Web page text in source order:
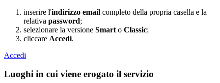
inserire l'indirizzo email completo della propria casella e la
relativa password;
selezionare la versione Smart o Classic;
cliccare Accedi.
Accedi
Luoghi in cui viene erogato il servizio